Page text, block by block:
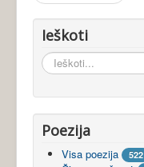
Ieškoti
Ieškoti...
Poezija
Visa poezija 522